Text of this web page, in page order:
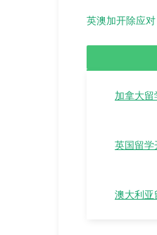
英澳加开除应对
加拿大
英国留学
澳大利亚